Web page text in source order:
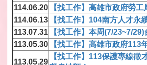
114.06.20
【找工作】高雄市政府勞
114.06.13
【找工作】104南方人才永
113.07.31
【找工作】本周(7/23~7/
113.05.30
【找工作】高雄市政府113
113.05.29
【找工作】113保護專線徵